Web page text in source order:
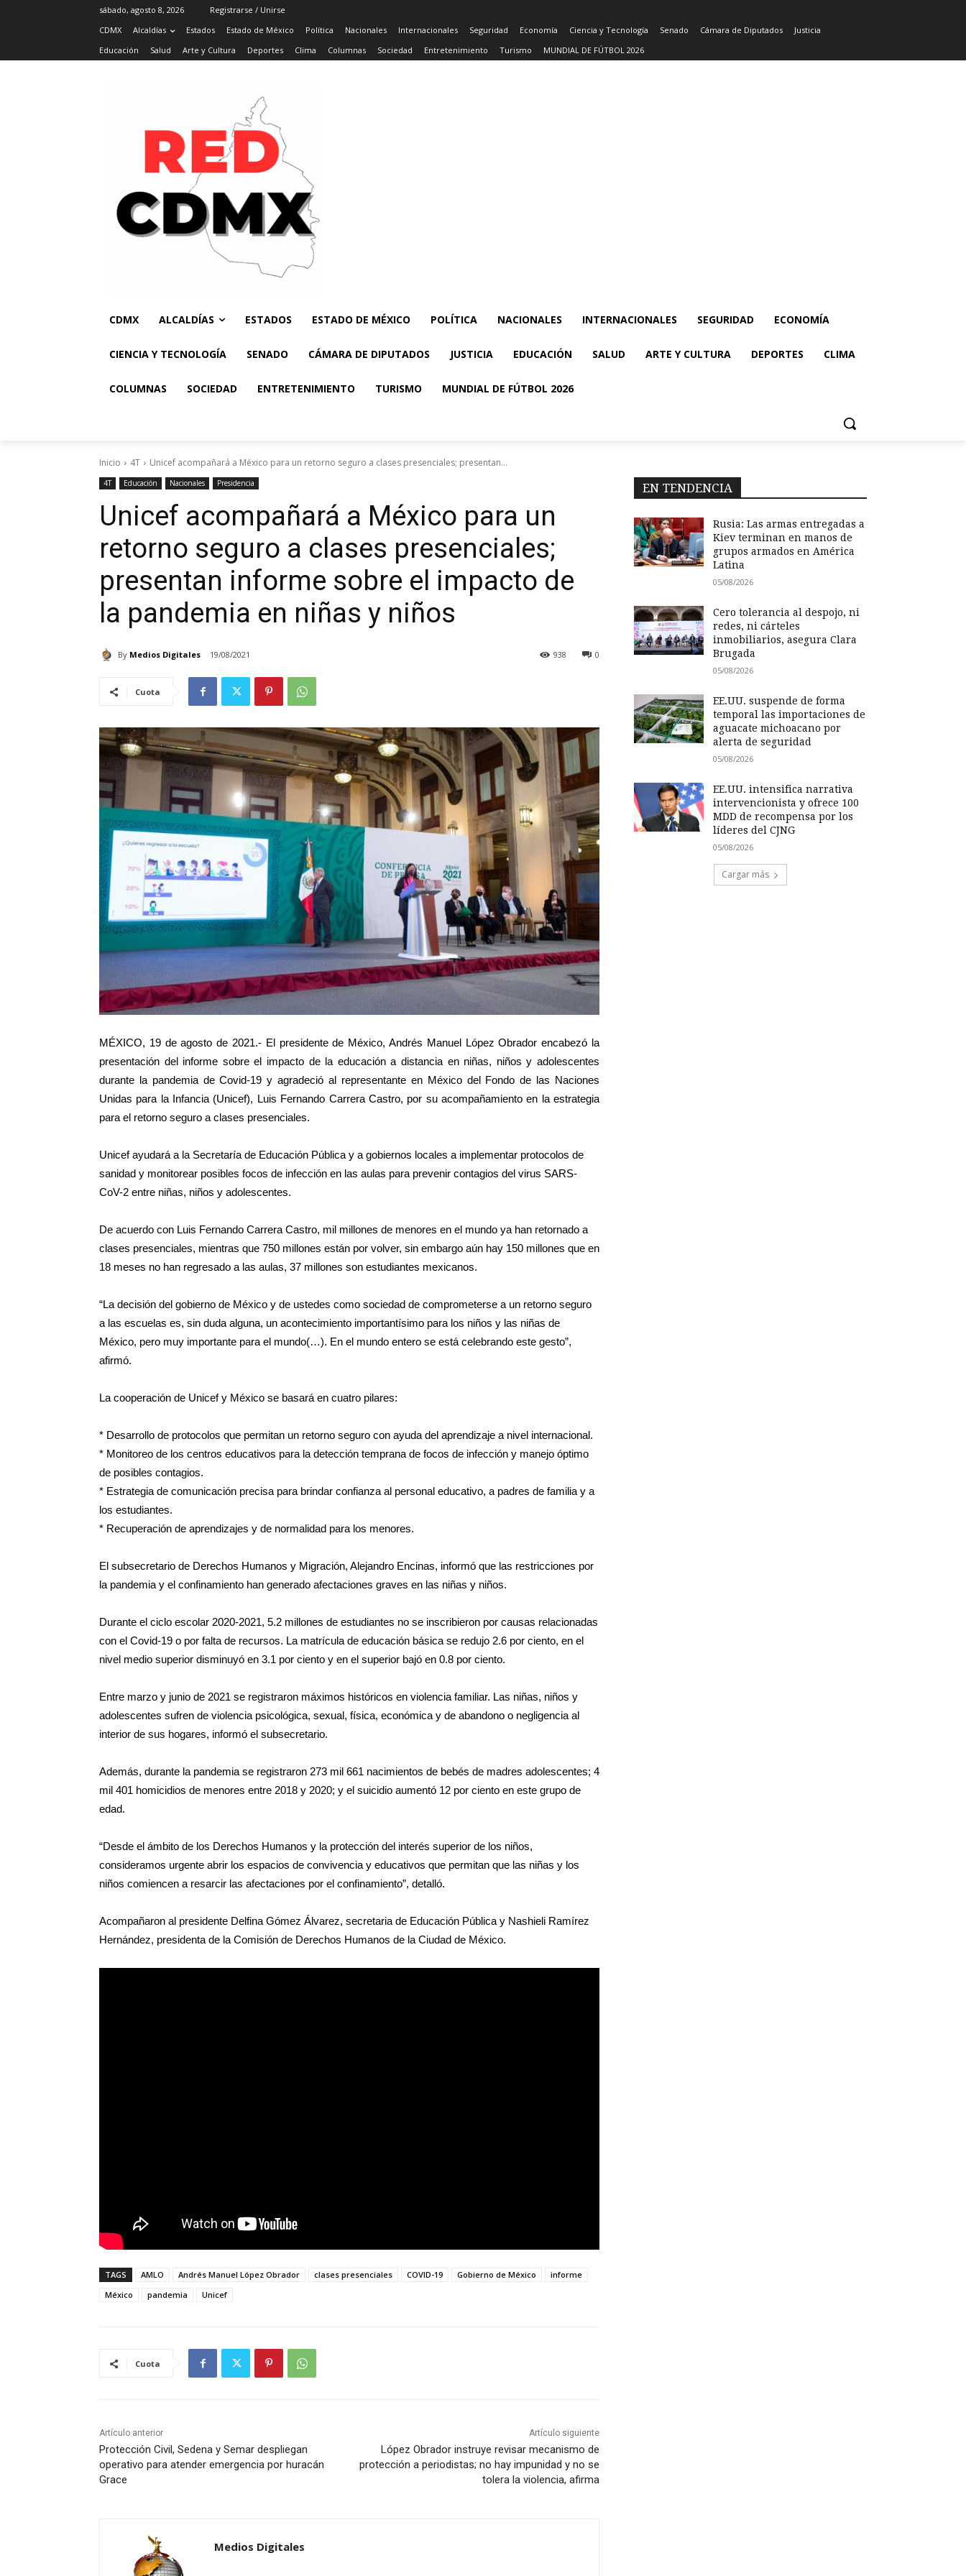
sábado, agosto 8, 2026
Registrarse / Unirse
CDMX
Alcaldías Estados Estado de México Política Nacionales Internacionales Seguridad Economía Ciencia y Tecnología Senado Cámara de Diputados
Justicia
Educación
Salud Arte y Cultura Deportes Clima Columnas Sociedad Entretenimiento Turismo MUNDIAL DE FÚTBOL 2026
CDMX ALCALDÍAS ESTADOS ESTADO DE MÉXICO POLÍTICA NACIONALES INTERNACIONALES SEGURIDAD ECONOMÍA
CIENCIA Y TECNOLOGÍA SENADO CÁMARA DE DIPUTADOS JUSTICIA EDUCACIÓN SALUD ARTE Y CULTURA DEPORTES CLIMA
COLUMNAS SOCIEDAD ENTRETENIMIENTO TURISMO MUNDIAL DE FÚTBOL 2026
Inicio 4T Unicef acompañará a México para un retorno seguro a clases presenciales; presentan...
4T Educación Nacionales Presidencia
Unicef acompañará a México para un
retorno seguro a clases presenciales;
presentan informe sobre el impacto de
la pandemia en niñas y niños
By Medios Digitales 19/08/2021 0
938
Cuota
MÉXICO, 19 de agosto de 2021.- El presidente de México, Andrés Manuel López Obrador encabezó la
presentación del informe sobre el impacto de la educación a distancia en niñas, niños y adolescentes
durante la pandemia de Covid-19 y agradeció al representante en México del Fondo de las Naciones
Unidas para la Infancia (Unicef), Luis Fernando Carrera Castro, por su acompañamiento en la estrategia
para el retorno seguro a clases presenciales.
Unicef ayudará a la Secretaría de Educación Pública y a gobiernos locales a implementar protocolos de
sanidad y monitorear posibles focos de infección en las aulas para prevenir contagios del virus SARS-
CoV-2 entre niñas, niños y adolescentes.
De acuerdo con Luis Fernando Carrera Castro, mil millones de menores en el mundo ya han retornado a
clases presenciales, mientras que 750 millones están por volver, sin embargo aún hay 150 millones que en
18 meses no han regresado a las aulas, 37 millones son estudiantes mexicanos.
“La decisión del gobierno de México y de ustedes como sociedad de comprometerse a un retorno seguro
a las escuelas es, sin duda alguna, un acontecimiento importantísimo para los niños y las niñas de
México, pero muy importante para el mundo(…). En el mundo entero se está celebrando este gesto”,
afirmó.
La cooperación de Unicef y México se basará en cuatro pilares:
* Desarrollo de protocolos que permitan un retorno seguro con ayuda del aprendizaje a nivel internacional.
* Monitoreo de los centros educativos para la detección temprana de focos de infección y manejo óptimo
de posibles contagios.
* Estrategia de comunicación precisa para brindar confianza al personal educativo, a padres de familia y a
los estudiantes.
* Recuperación de aprendizajes y de normalidad para los menores.
El subsecretario de Derechos Humanos y Migración, Alejandro Encinas, informó que las restricciones por
la pandemia y el confinamiento han generado afectaciones graves en las niñas y niños.
Durante el ciclo escolar 2020-2021, 5.2 millones de estudiantes no se inscribieron por causas relacionadas
con el Covid-19 o por falta de recursos. La matrícula de educación básica se redujo 2.6 por ciento, en el
nivel medio superior disminuyó en 3.1 por ciento y en el superior bajó en 0.8 por ciento.
Entre marzo y junio de 2021 se registraron máximos históricos en violencia familiar. Las niñas, niños y
adolescentes sufren de violencia psicológica, sexual, física, económica y de abandono o negligencia al
interior de sus hogares, informó el subsecretario.
Además, durante la pandemia se registraron 273 mil 661 nacimientos de bebés de madres adolescentes; 4
mil 401 homicidios de menores entre 2018 y 2020; y el suicidio aumentó 12 por ciento en este grupo de
edad.
“Desde el ámbito de los Derechos Humanos y la protección del interés superior de los niños,
consideramos urgente abrir los espacios de convivencia y educativos que permitan que las niñas y los
niños comiencen a resarcir las afectaciones por el confinamiento”, detalló.
Acompañaron al presidente Delfina Gómez Álvarez, secretaria de Educación Pública y Nashieli Ramírez
Hernández, presidenta de la Comisión de Derechos Humanos de la Ciudad de México.
TAGS AMLO Andrés Manuel López Obrador clases presenciales COVID-19 Gobierno de México
informe
México
pandemia Unicef
Cuota
Artículo anterior
Protección Civil, Sedena y Semar despliegan
operativo para atender emergencia por huracán
Grace
Artículo siguiente
López Obrador instruye revisar mecanismo de
protección a periodistas; no hay impunidad y no se
tolera la violencia, afirma
Medios Digitales
EN TENDENCIA
Rusia: Las armas entregadas a
Kiev terminan en manos de
grupos armados en América
Latina
05/08/2026
Cero tolerancia al despojo, ni
redes, ni cárteles
inmobiliarios, asegura Clara
Brugada
05/08/2026
EE.UU. suspende de forma
temporal las importaciones de
aguacate michoacano por
alerta de seguridad
05/08/2026
EE.UU. intensifica narrativa
intervencionista y ofrece 100
MDD de recompensa por los
líderes del CJNG
05/08/2026
Cargar más